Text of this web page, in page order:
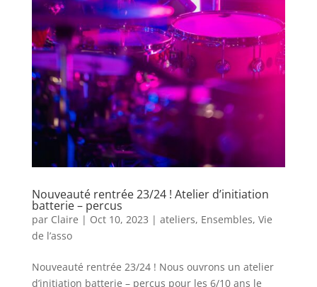
Nouveauté rentrée 23/24 ! Atelier d’initiation
batterie – percus
par Claire | Oct 10, 2023 | ateliers, Ensembles, Vie
de l’asso
Nouveauté rentrée 23/24 ! Nous ouvrons un atelier
d’initiation batterie – percus pour les 6/10 ans le